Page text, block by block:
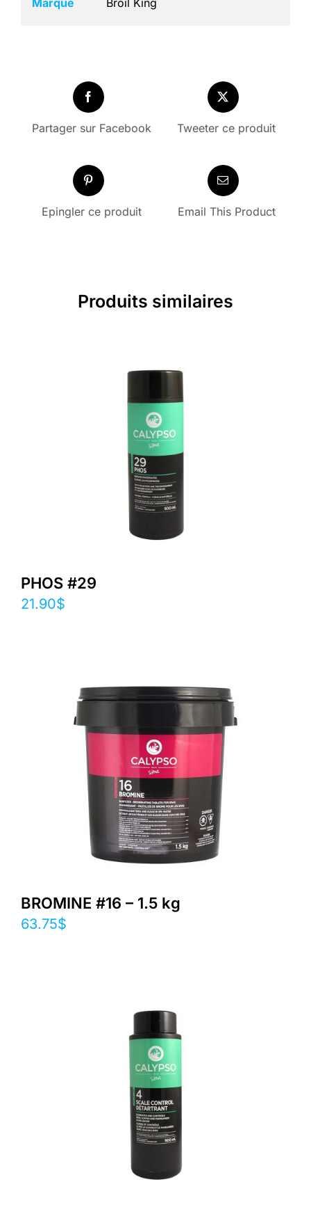
Partager sur Facebook Tweeter ce produit
Epingler ce produit Email This Product
Produits similaires
PHOS #29
21.90$
BROMINE #16 – 1.5 kg
63.75$